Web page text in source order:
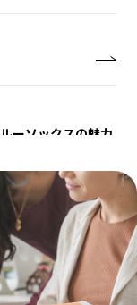
ーソックスの魅力